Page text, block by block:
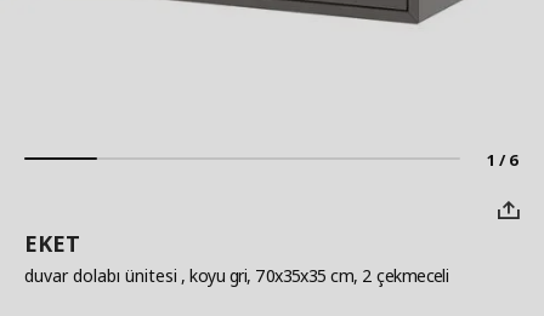
1 / 6
EKET
duvar dolabı ünitesi , koyu gri, 70x35x35 cm, 2 çekmeceli